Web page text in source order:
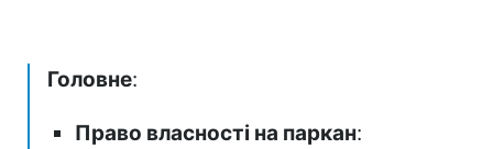
Головне:
Право власності на паркан: